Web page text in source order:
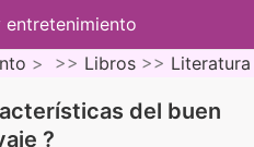
> >> Libros >> Literatura
del buen
?